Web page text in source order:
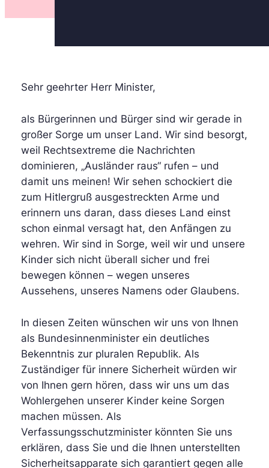
Sehr geehrter Herr Minister,
als Bürgerinnen und Bürger sind wir gerade in
großer Sorge um unser Land. Wir sind besorgt,
weil Rechtsextreme die Nachrichten
dominieren, „Ausländer raus“ rufen – und
damit uns meinen! Wir sehen schockiert die
zum Hitlergruß ausgestreckten Arme und
erinnern uns daran, dass dieses Land einst
schon einmal versagt hat, den Anfängen zu
wehren. Wir sind in Sorge, weil wir und unsere
Kinder sich nicht überall sicher und frei
bewegen können – wegen unseres
Aussehens, unseres Namens oder Glaubens.
In diesen Zeiten wünschen wir uns von Ihnen
als Bundesinnenminister ein deutliches
Bekenntnis zur pluralen Republik. Als
Zuständiger für innere Sicherheit würden wir
von Ihnen gern hören, dass wir uns um das
Wohlergehen unserer Kinder keine Sorgen
machen müssen. Als
Verfassungsschutzminister könnten Sie uns
erklären, dass Sie und die Ihnen unterstellten
Sicherheitsapparate sich garantiert gegen alle